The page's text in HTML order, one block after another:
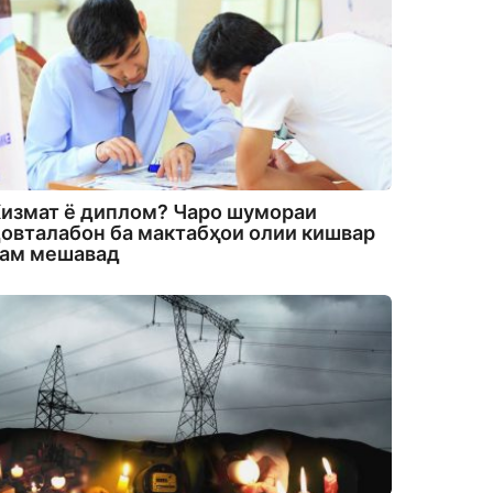
ё диплом? Чаро шумораи
ба мактабҳои олии кишвар
мешавад